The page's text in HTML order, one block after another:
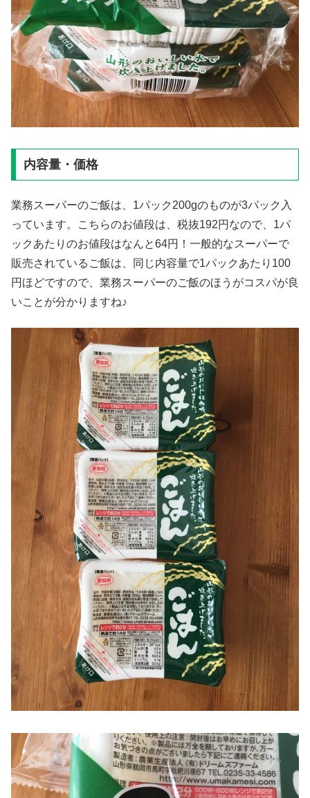
内容量・価格
業務スーパーのご飯は、1パック200gのものが3パック入
っています。こちらのお値段は、税抜192円なので、1パ
ックあたりのお値段はなんと64円！一般的なスーパーで
販売されているご飯は、同じ内容量で1パックあたり100
円ほどですので、業務スーパーのご飯のほうがコスパが良
いことが分かりますね♪